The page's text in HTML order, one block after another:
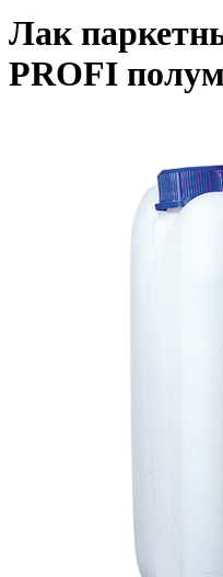
Лак
PROFI